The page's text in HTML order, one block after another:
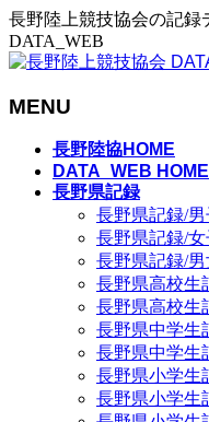
長野陸上競技協会の記録
DATA_WEB
MENU
長野陸協HOME
DATA_WEB HOME
長野県記録
長野県記録/男
長野県記録/女
長野県記録/男
長野県高校生
長野県高校生
長野県中学生
長野県中学生
長野県小学生
長野県小学生